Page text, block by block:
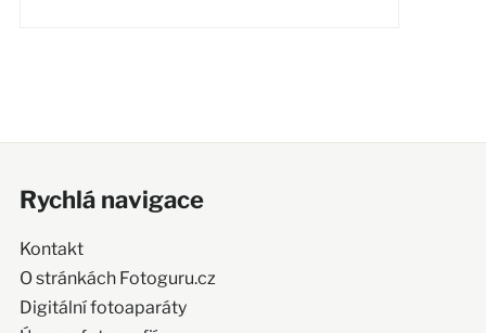
Rychlá navigace
Kontakt
O stránkách Fotoguru.cz
Digitální fotoaparáty